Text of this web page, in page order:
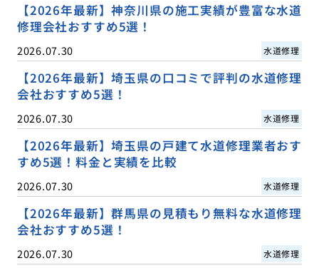
【2026年最新】神奈川県の施工実績が豊富な水道
修理会社おすすめ5選！
2026.07.30 水道修理
【2026年最新】埼玉県の口コミで評判の水道修理
会社おすすめ5選！
2026.07.30 水道修理
【2026年最新】埼玉県の戸建て水道修理業者おす
すめ5選！料金と実績を比較
2026.07.30 水道修理
【2026年最新】群馬県の見積もり無料な水道修理
会社おすすめ5選！
2026.07.30 水道修理